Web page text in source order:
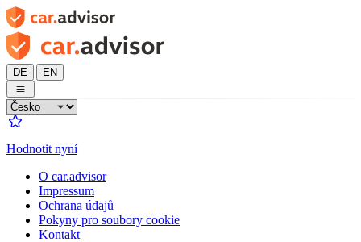
DE | EN
Hodnotit nyní
O car.advisor
Impressum
Ochrana údajů
Pokyny pro soubory cookie
Kontakt